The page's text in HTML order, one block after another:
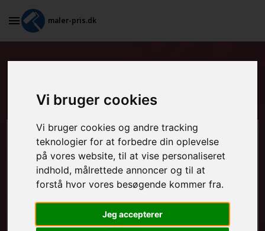
Vi bruger cookies
Vi bruger cookies og andre tracking
teknologier for at forbedre din oplevelse
på vores website, til at vise personaliseret
indhold, målrettede annoncer og til at
forstå hvor vores besøgende kommer fra.
Jeg accepterer
maler-pris.dk
maling i Stenlille
Beregn prisen her
MALEROPGAVER - INDVENDIGT:
MALEROPGAVER - UDVENDIGT: